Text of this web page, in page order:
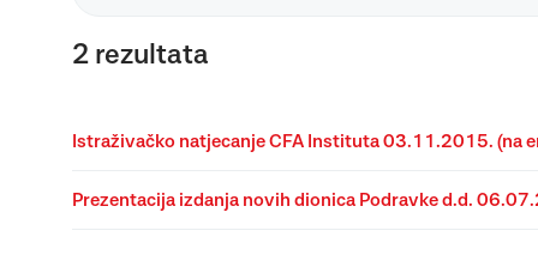
2rezultata
Istraživačko natjecanje CFA Instituta 03.11.2015. (na
Prezentacija izdanja novih dionica Podravke d.d.